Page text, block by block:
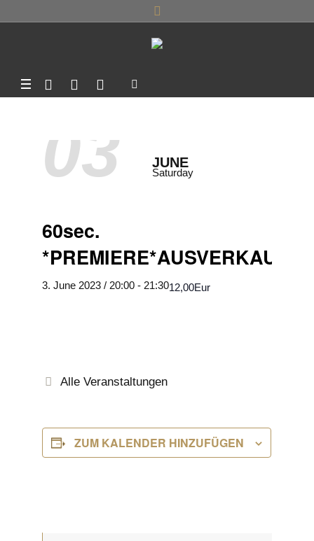
03 JUNE
Saturday
60sec.
*PREMIERE*AUSVERKAUFT
3. June 2023 / 20:00 - 21:3012,00Eur
Alle Veranstaltungen
ZUM KALENDER HINZUFÜGEN